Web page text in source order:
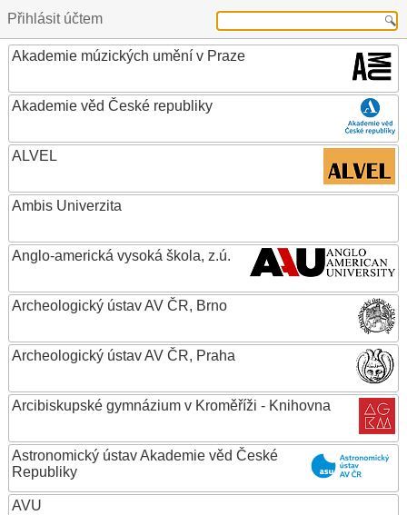
Přihlásit účtem
Akademie múzických umění v Praze
Akademie věd České republiky
ALVEL
Ambis Univerzita
Anglo-americká vysoká škola, z.ú.
Archeologický ústav AV ČR, Brno
Archeologický ústav AV ČR, Praha
Arcibiskupské gymnázium v Kroměříži - Knihovna
Astronomický ústav Akademie věd České
Republiky
AVU